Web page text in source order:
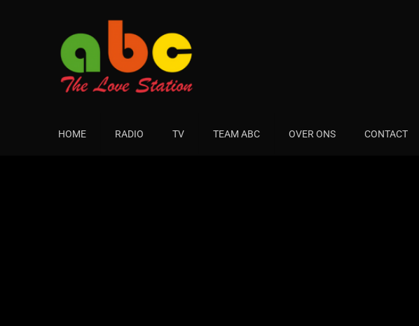
HOME RADIO TV TEAM ABC OVER ONS CONTACT